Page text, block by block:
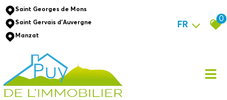
Saint Georges de Mons
Saint Gervais d'Auvergne
Manzat
FR
0